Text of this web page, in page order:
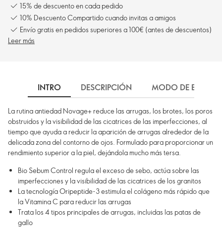
15% de descuento en cada pedido
10% Descuento Compartido cuando invitas a amigos
Envío gratis en pedidos superiores a 100€ (antes de descuentos)
Leer más
INTRO DESCRIPCIÓN MODO DE EMPLEO
La rutina antiedad Novage+ reduce las arrugas, los brotes, los poros
obstruidos y la visibilidad de las cicatrices de las imperfecciones, al
tiempo que ayuda a reducir la aparición de arrugas alrededor de la
delicada zona del contorno de ojos. Formulado para proporcionar un
rendimiento superior a la piel, dejándola mucho más tersa.
Bio Sebum Control regula el exceso de sebo, actúa sobre las
imperfecciones y la visibilidad de las cicatrices de los granitos
La tecnología Oripeptide-3 estimula el colágeno más rápido que
la Vitamina C para reducir las arrugas
Trata los 4 tipos principales de arrugas, incluidas las patas de
gallo